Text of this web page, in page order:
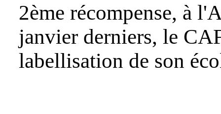
2ème récompense, à
janvier derniers, le
labellisation de son